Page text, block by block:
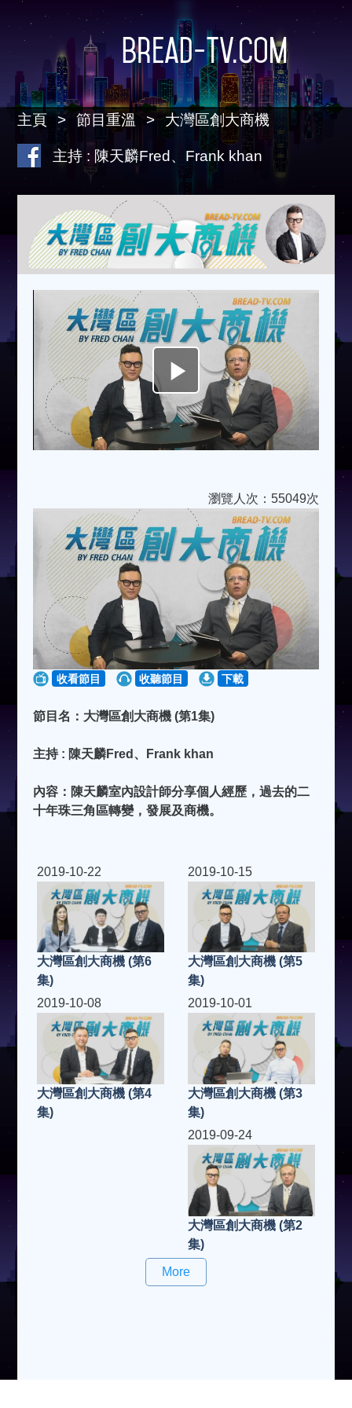
Bread-TV.com
主頁 節目重溫 大灣區創大商機
主持 : 陳天麟Fred、Frank khan
Play
Video
瀏覽人次：55049次
收看節目 收聽節目 下載
節目名：大灣區創大商機 (第1集)
主持 : 陳天麟Fred、Frank khan
內容：陳天麟室內設計師分享個人經歷 ，過去的二
十年珠三角區轉變，發展及商機。
2019-10-22
大灣區創大商機 (第6
集)
2019-10-15
大灣區創大商機 (第5
集)
2019-10-08
大灣區創大商機 (第4
集)
2019-10-01
大灣區創大商機 (第3
集)
2019-09-24
大灣區創大商機 (第2
集)
More